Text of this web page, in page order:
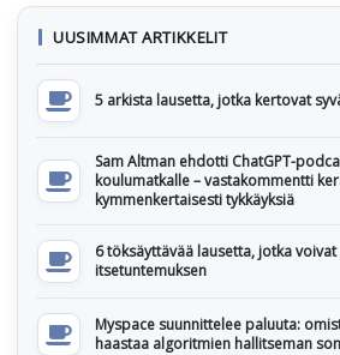
UUSIMMAT ARTIKKELIT
5 arkista lausetta, jotka kertovat
Sam Altman ehdotti ChatGPT-
koulumatkalle – vastakommentti
kymmenkertaisesti tykkäyksiä
6 töksäyttävää lausetta, jotka
itsetuntemuksen
Myspace suunnittelee paluuta:
haastaa algoritmien hallitseman